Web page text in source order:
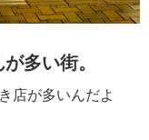
多い街。
店が多いんだよ